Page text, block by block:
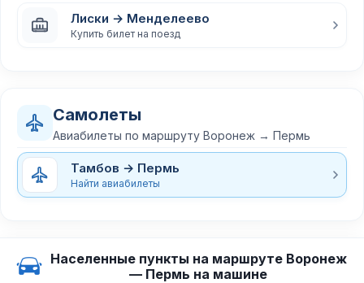
Лиски → Менделеево
Купить билет на поезд
Самолеты
Авиабилеты по маршруту Воронеж → Пермь
Тамбов → Пермь
Найти авиабилеты
Населенные пункты на маршруте Воронеж
— Пермь на машине